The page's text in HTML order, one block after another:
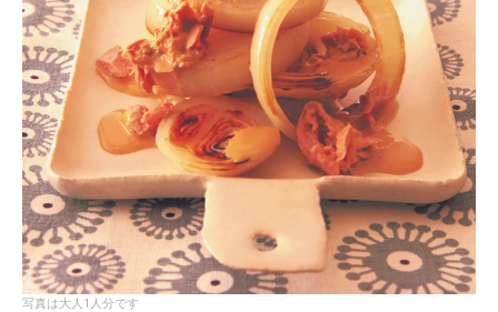
写真は大人1人分です